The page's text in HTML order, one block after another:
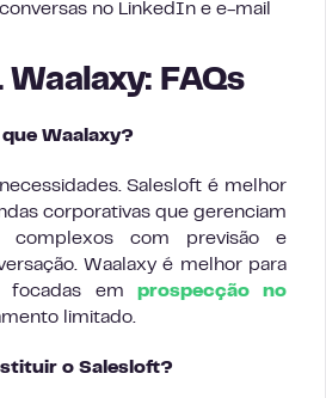
no LinkedIn e e-mail
FAQs
Waalaxy?
Salesloft é melhor
corporativas que gerenciam
complexos com previsão e
Waalaxy é melhor para
focadas em prospecção no
limitado.
o Salesloft?